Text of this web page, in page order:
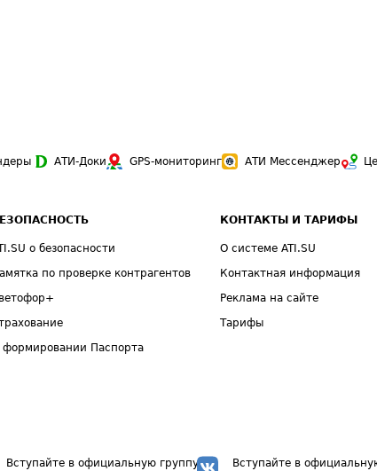
АТИ-Доки GPS-мониторинг АТИ Мессенджер
о безопасности
по проверке контрагентов
Паспорта
КОНТАКТЫ И ТАРИФЫ
О системе ATI.SU
Контактная информация
Реклама на сайте
Тарифы
Вступайте в официальную группу Вступайте в